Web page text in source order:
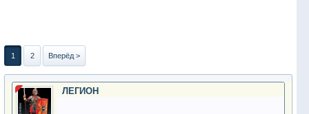
1 2 Вперёд >
ЛЕГИОН